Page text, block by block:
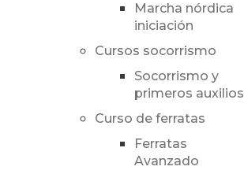
Marcha nórdica
iniciación
Cursos socorrismo
Socorrismo y
primeros auxilios
Curso de ferratas
Ferratas
Avanzado